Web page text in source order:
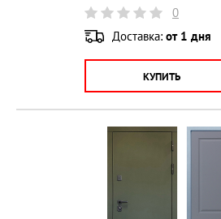
0
Доставка: от 1 дня
КУПИТЬ